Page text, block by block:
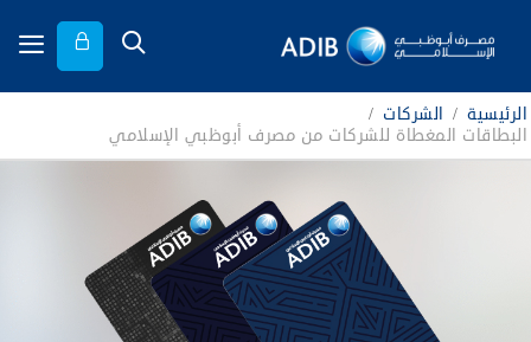
الرئيسية / الشركات /
البطاقات المغطاة للشركات من مصرف أبوظبي الإسلامي